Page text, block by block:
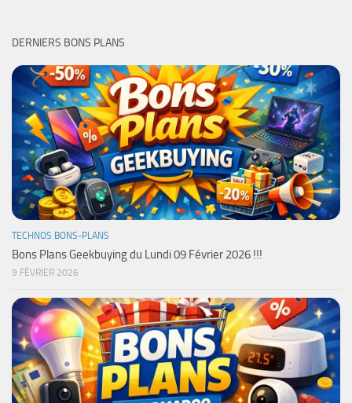
DERNIERS BONS PLANS
TECHNOS BONS-PLANS
Bons Plans Geekbuying du Lundi 09 Février 2026 !!!
9 FÉVRIER 2026